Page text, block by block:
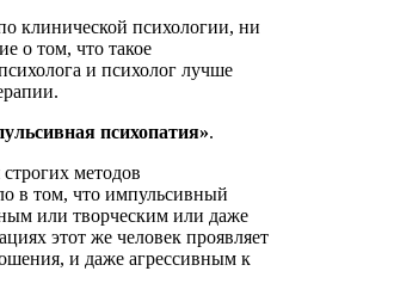
клинической психологии, ни
о том, что такое
и психолог лучше
психопатия».
методов
в том, что импульсивный
или творческим или даже
этот же человек проявляет
и даже агрессивным к